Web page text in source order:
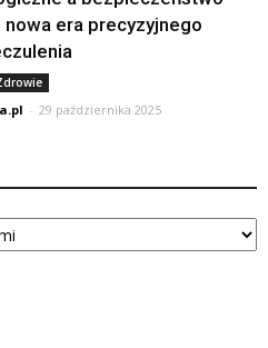
era precyzyjnego
- 29 października 2025